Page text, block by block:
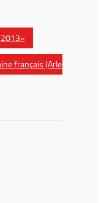
français (Arles)»